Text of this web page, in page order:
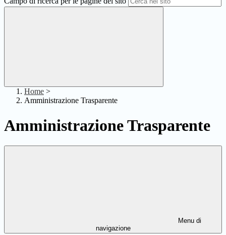
Home >
Amministrazione Trasparente
Amministrazione Trasparente
Menu di
navigazione